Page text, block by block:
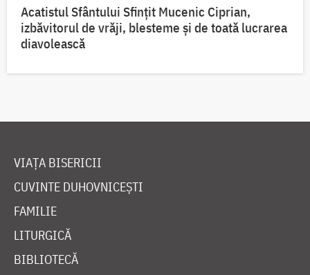
Acatistul Sfântului Sfințit Mucenic Ciprian,
izbăvitorul de vrăji, blesteme și de toată lucrarea
diavolească
VIAȚA BISERICII
CUVINTE DUHOVNICEȘTI
FAMILIE
LITURGICĂ
BIBLIOTECĂ